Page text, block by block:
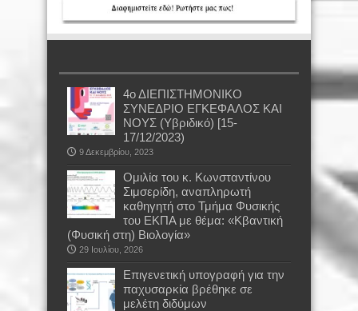
4ο ΔΙΕΠΙΣΤΗΜΟΝΙΚΟ
ΣΥΝΕΔΡΙΟ ΕΓΚΕΦΑΛΟΣ ΚΑΙ
ΝΟΥΣ (Υβριδικό) [15-
17/12/2023)
9 Δεκεμβρίου, 2023
Oμιλία του κ. Κωνσταντίνου
Σιμσερίδη, αναπληρωτή
καθηγητή στο Τμήμα Φυσικής
του ΕΚΠΑ με θέμα: «Κβαντική
(Φυσική στη) Βιολογία»
29 Ιουλίου, 2026
Επιγενετική υπογραφή για την
παχυσαρκία βρέθηκε σε
μελέτη διδύμων